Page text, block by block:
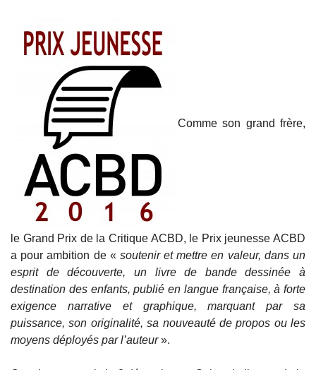
Comme son grand frère,
le Grand Prix de la Critique ACBD, le Prix jeunesse ACBD
a pour ambition de « soutenir et mettre en valeur, dans un
esprit de découverte, un livre de bande dessinée à
destination des enfants, publié en langue française, à forte
exigence narrative et graphique, marquant par sa
puissance, son originalité, sa nouveauté de propos ou les
moyens déployés par l’auteur».